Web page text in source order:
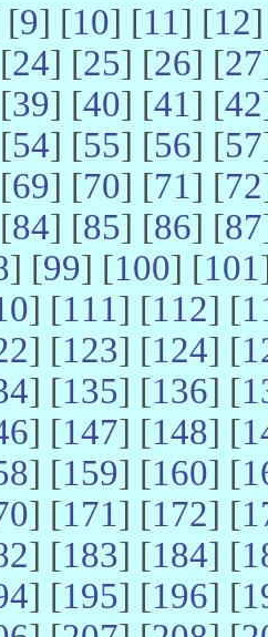
[9] [10] [11] [12
24] [25] [26] [27
39] [40] [41] [42
54] [55] [56] [57
69] [70] [71] [72
84] [85] [86] [87
] [99] [100] [101
] [111] [112] [
] [123] [124] [
] [135] [136] [
] [147] [148] [
] [159] [160] [
] [171] [172] [
] [183] [184] [
] [195] [196] [